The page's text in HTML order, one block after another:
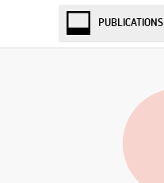
PUBLICATIONS